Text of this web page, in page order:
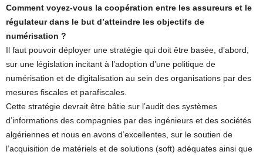
Comment voyez-vous la coopération entre les assureurs et le
régulateur dans le but d’atteindre les objectifs de
numérisation ?
Il faut pouvoir déployer une stratégie qui doit être basée, d’abord,
sur une législation incitant à l’adoption d’une politique de
numérisation et de digitalisation au sein des organisations par des
mesures fiscales et parafiscales.
Cette stratégie devrait être bâtie sur l’audit des systèmes
d’informations des compagnies par des ingénieurs et des sociétés
algériennes et nous en avons d’excellentes, sur le soutien de
l’acquisition de matériels et de solutions (soft) adéquates ainsi que